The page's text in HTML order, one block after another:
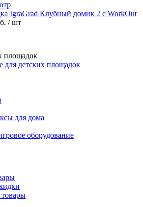
IgraGrad Клубный домик 2 с WorkOut
/ шт
площадок
детских площадок
для дома
оборудование